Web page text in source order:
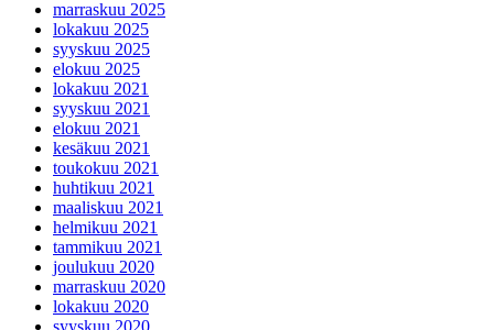
marraskuu 2025
lokakuu 2025
syyskuu 2025
elokuu 2025
lokakuu 2021
syyskuu 2021
elokuu 2021
kesäkuu 2021
toukokuu 2021
huhtikuu 2021
maaliskuu 2021
helmikuu 2021
tammikuu 2021
joulukuu 2020
marraskuu 2020
lokakuu 2020